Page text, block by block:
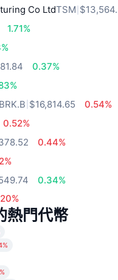
Co LtdTSM
1.71%
0.37%
BRK.B $16,814.65
0.54%
0.52%
0.44%
0.34%
熱門代幣